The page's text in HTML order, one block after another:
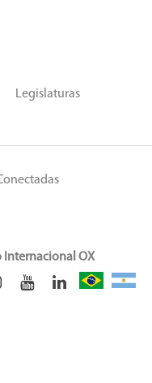
Legislaturas
Internacional OX